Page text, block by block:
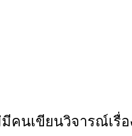
มีคนเขียนวิจารณ์เรื่